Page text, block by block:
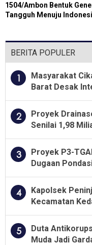
1504/Ambon Bentuk
Tangguh Menuju
BERITA POPULER
1
Masyarakat
Barat Desak
2
Proyek
Senilai 1,98
3
Proyek P3-
Dugaan
4
Kapolsek
Kecamatan
5
Duta
Muda Jadi